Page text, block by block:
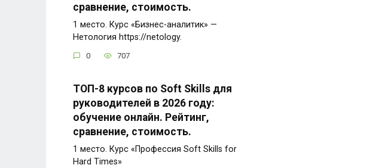
сравнение, стоимость.
1 место. Курс «Бизнес-аналитик» —
Нетология https://netology.
0 707
ТОП-8 курсов по Soft Skills для
руководителей в 2026 году:
обучение онлайн. Рейтинг,
сравнение, стоимость.
1 место. Курс «Профессия Soft Skills for
Hard Times»